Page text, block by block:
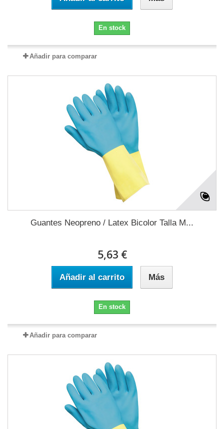
En stock
Añadir para comparar
Guantes Neopreno / Latex Bicolor Talla M...
5,63 €
Añadir al carrito Más
En stock
Añadir para comparar